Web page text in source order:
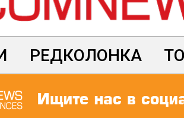
РЕДКОЛОНКА